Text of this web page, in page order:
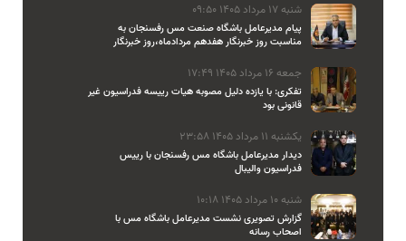
شنبه 17 مرداد 1405 09:50
پیام مدیرعامل باشگاه صنعت مس رفسنجان به
مناسبت روز خبرنگار هفدهم مردادماه،روز خبرنگار
جمعه 16 مرداد 1405 17:49
تفکری: با یازده دلیل مصوبه هیات رییسه فدراسیون غیر
قانونی بود
یکشنبه 11 مرداد 1405 23:58
دیدار مدیرعامل باشگاه مس رفسنجان با رییس
فدراسیون والیبال
شنبه 10 مرداد 1405 10:18
گزارش تصویری نشست مدیرعامل باشگاه مس با
اصحاب رسانه